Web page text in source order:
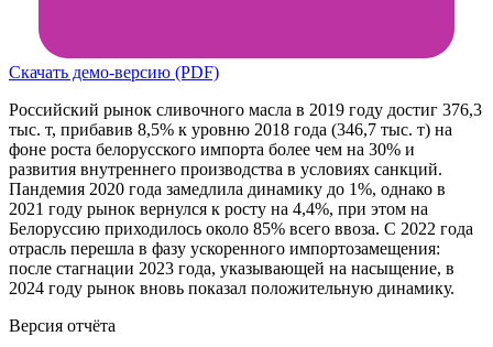
Скачать демо-версию (PDF)
Российский рынок сливочного масла в 2019 году достиг 376,3
тыс. т, прибавив 8,5% к уровню 2018 года (346,7 тыс. т) на
фоне роста белорусского импорта более чем на 30% и
развития внутреннего производства в условиях санкций.
Пандемия 2020 года замедлила динамику до 1%, однако в
2021 году рынок вернулся к росту на 4,4%, при этом на
Белоруссию приходилось около 85% всего ввоза. С 2022 года
отрасль перешла в фазу ускоренного импортозамещения:
после стагнации 2023 года, указывающей на насыщение, в
2024 году рынок вновь показал положительную динамику.
Версия отчёта